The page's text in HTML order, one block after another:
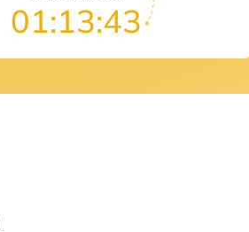
01:13:42